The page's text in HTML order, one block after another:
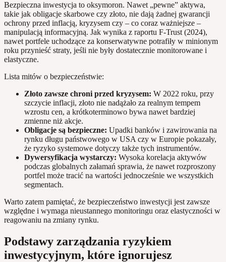
Bezpieczna inwestycja to oksymoron. Nawet „pewne” aktywa,
takie jak obligacje skarbowe czy złoto, nie dają żadnej gwarancji
ochrony przed inflacją, kryzysem czy – co coraz ważniejsze –
manipulacją informacyjną. Jak wynika z raportu F-Trust (2024),
nawet portfele uchodzące za konserwatywne potrafiły w minionym
roku przynieść straty, jeśli nie były dostatecznie monitorowane i
elastyczne.
Lista mitów o bezpieczeństwie:
Złoto zawsze chroni przed kryzysem: W 2022 roku, przy
szczycie inflacji, złoto nie nadążało za realnym tempem
wzrostu cen, a krótkoterminowo bywa nawet bardziej
zmienne niż akcje.
Obligacje są bezpieczne: Upadki banków i zawirowania na
rynku długu państwowego w USA czy w Europie pokazały,
że ryzyko systemowe dotyczy także tych instrumentów.
Dywersyfikacja wystarczy: Wysoka korelacja aktywów
podczas globalnych załamań sprawia, że nawet rozproszony
portfel może tracić na wartości jednocześnie we wszystkich
segmentach.
Warto zatem pamiętać, że bezpieczeństwo inwestycji jest zawsze
względne i wymaga nieustannego monitoringu oraz elastyczności w
reagowaniu na zmiany rynku.
Podstawy zarządzania ryzykiem
inwestycyjnym, które ignorujesz